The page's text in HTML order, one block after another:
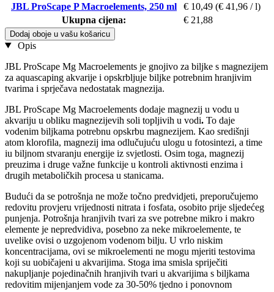
JBL ProScape P Macroelements, 250 ml
€ 10,49 (€ 41,96 / l)
Ukupna cijena:
€ 21,88
Dodaj oboje u vašu košaricu
Opis
JBL ProScape Mg Macroelements je gnojivo za biljke s magnezijem
za aquascaping akvarije i opskrbljuje biljke potrebnim hranjivim
tvarima i sprječava nedostatak magnezija.
JBL ProScape Mg Macroelements dodaje magnezij u vodu u
akvariju u obliku magnezijevih soli topljivih u vodi. To daje
vodenim biljkama potrebnu opskrbu magnezijem. Kao središnji
atom klorofila, magnezij ima odlučujuću ulogu u fotosintezi, a time
iu biljnom stvaranju energije iz svjetlosti. Osim toga, magnezij
preuzima i druge važne funkcije u kontroli aktivnosti enzima i
drugih metaboličkih procesa u stanicama.
Budući da se potrošnja ne može točno predvidjeti, preporučujemo
redovitu provjeru vrijednosti nitrata i fosfata, osobito prije sljedećeg
punjenja. Potrošnja hranjivih tvari za sve potrebne mikro i makro
elemente je nepredvidiva, posebno za neke mikroelemente, te
uvelike ovisi o uzgojenom vodenom bilju. U vrlo niskim
koncentracijama, ovi se mikroelementi ne mogu mjeriti testovima
koji su uobičajeni u akvarijima. Stoga ima smisla spriječiti
nakupljanje pojedinačnih hranjivih tvari u akvarijima s biljkama
redovitim mijenjanjem vode za 30-50% tjedno i ponovnom